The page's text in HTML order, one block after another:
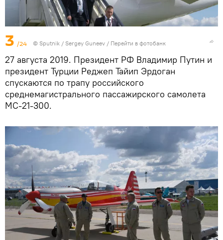
3 /24 © Sputnik / Sergey Guneev / Перейти в фотобанк
27 августа 2019. Президент РФ Владимир Путин и
президент Турции Реджеп Тайип Эрдоган
спускаются по трапу российского
среднемагистрального пассажирского самолета
МС-21-300.